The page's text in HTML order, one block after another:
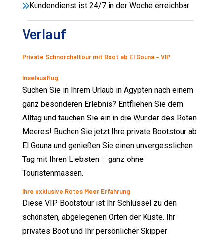
Kundendienst ist 24/7 in der Woche erreichbar
Verlauf
Private Schnorcheltour mit Boot ab El Gouna – VIP
Inselausflug
Suchen Sie in Ihrem Urlaub in Ägypten nach einem
ganz besonderen Erlebnis? Entfliehen Sie dem
Alltag und tauchen Sie ein in die Wunder des Roten
Meeres! Buchen Sie jetzt Ihre private Bootstour ab
El Gouna und genießen Sie einen unvergesslichen
Tag mit Ihren Liebsten – ganz ohne
Touristenmassen.
Ihre exklusive Rotes Meer Erfahrung
Diese VIP Bootstour ist Ihr Schlüssel zu den
schönsten, abgelegenen Orten der Küste. Ihr
privates Boot und Ihr persönlicher Skipper